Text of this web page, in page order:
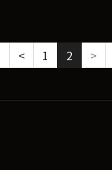
< 1 2 >